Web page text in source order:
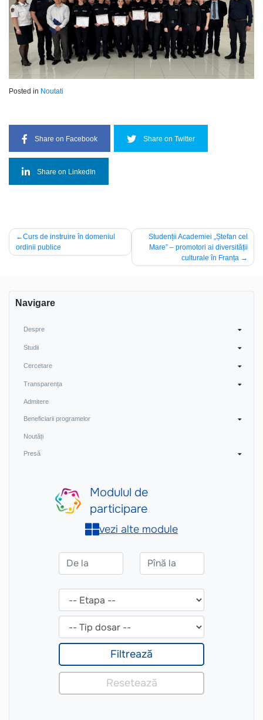
Posted in Noutati
Share on Facebook Share on Twitter
Share on LinkedIn
Navigare
în
Curs de instruire în domeniul
ordinii publice
Studenții Academiei „Ștefan cel
Mare” – promotori ai diversității
culturale în Franța
Navigare
Despre
Studii
Cercetare
Transparența
Admitere
Beneficiarii programelor
Noutăți
Presă